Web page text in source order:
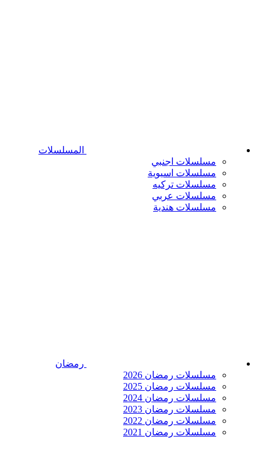
المسلسلات
مسلسلات اجنبي
مسلسلات اسيوية
مسلسلات تركيه
مسلسلات عربي
مسلسلات هندية
رمضان
مسلسلات رمضان 2026
مسلسلات رمضان 2025
مسلسلات رمضان 2024
مسلسلات رمضان 2023
مسلسلات رمضان 2022
مسلسلات رمضان 2021